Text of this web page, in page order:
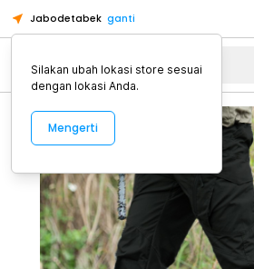
Jabodetabek ganti
Alat Kopi
Silakan ubah lokasi store sesuai
dengan lokasi Anda.
Mengerti